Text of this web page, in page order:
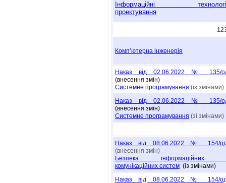
Інформаційні
проектування
Комп’ютерна інженерія
Наказ від 02.06.2022 № 135/
(внесення змін)
Системне програмування (із змінами)
Наказ від 02.06.2022 № 135/
(внесення змін)
Системне програмування (зі змінами)
Наказ від 08.06.2022 № 154/
(внесення змін)
Безпека інформаційних
комунікаційних систем (із змінами)
Наказ від 08.06.2022 № 154/